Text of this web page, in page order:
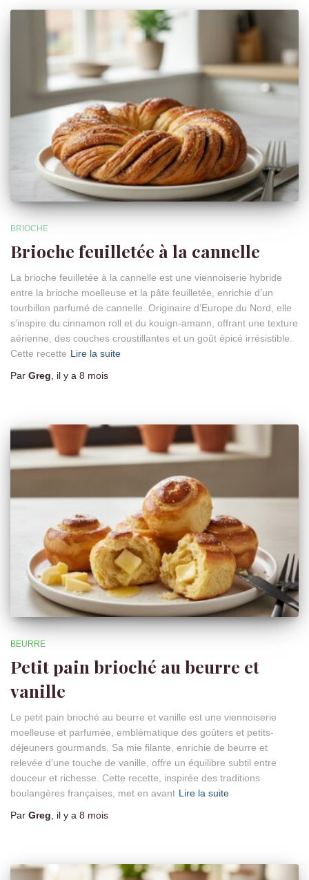
BRIOCHE
Brioche feuilletée à la cannelle
La brioche feuilletée à la cannelle est une viennoiserie hybride
entre la brioche moelleuse et la pâte feuilletée, enrichie d’un
tourbillon parfumé de cannelle. Originaire d’Europe du Nord, elle
s’inspire du cinnamon roll et du kouign-amann, offrant une texture
aérienne, des couches croustillantes et un goût épicé irrésistible.
Cette recette Lire la suite
Par Greg, il y a 8 mois
BEURRE
Petit pain brioché au beurre et
vanille
Le petit pain brioché au beurre et vanille est une viennoiserie
moelleuse et parfumée, emblématique des goûters et petits-
déjeuners gourmands. Sa mie filante, enrichie de beurre et
relevée d’une touche de vanille, offre un équilibre subtil entre
douceur et richesse. Cette recette, inspirée des traditions
boulangères françaises, met en avant Lire la suite
Par Greg , il y a 8 mois